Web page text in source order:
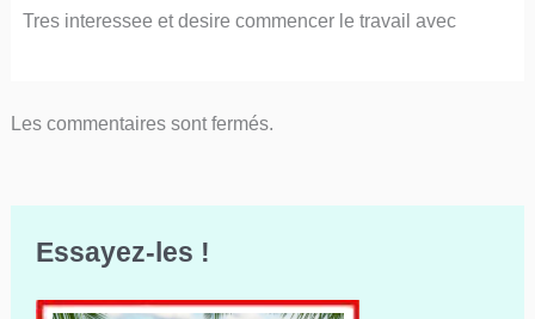
Tres interessee et desire commencer le travail avec
Les commentaires sont fermés.
Essayez-les !